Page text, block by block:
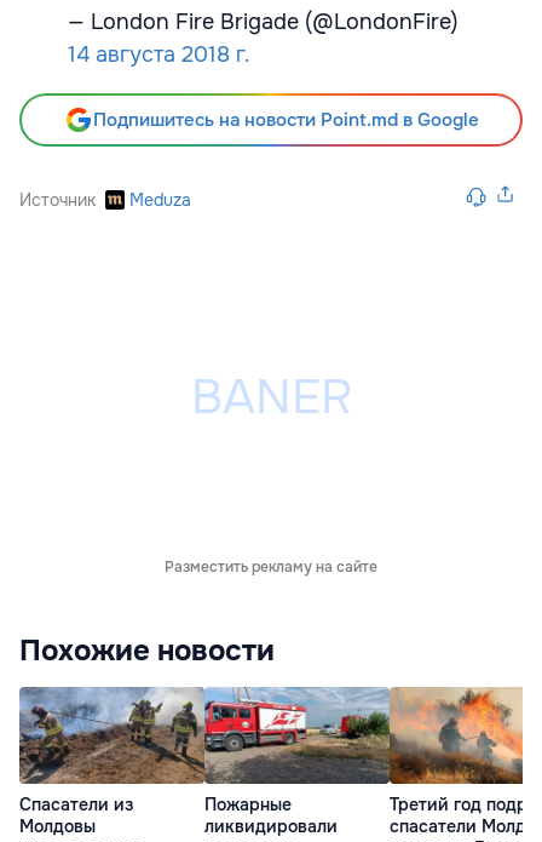
— London Fire Brigade (@LondonFire)
14 августа 2018 г.
Подпишитесь на новости Point.md в Google
Источник Meduza
Разместить рекламу на сайте
Похожие новости
Спасатели из
Молдовы
Пожарные
ликвидировали
Третий год
спасатели